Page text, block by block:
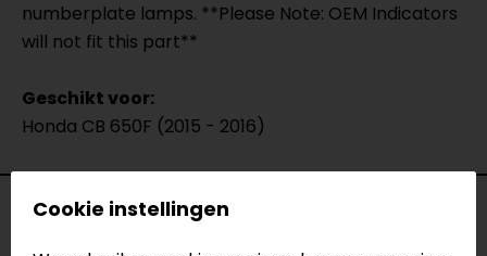
numberplate lamps. **Please Note: OEM Indicators
will not fit this part**
Geschikt voor:
Honda CB 650F (2015 - 2016)
Specificaties
Cookie instellingen